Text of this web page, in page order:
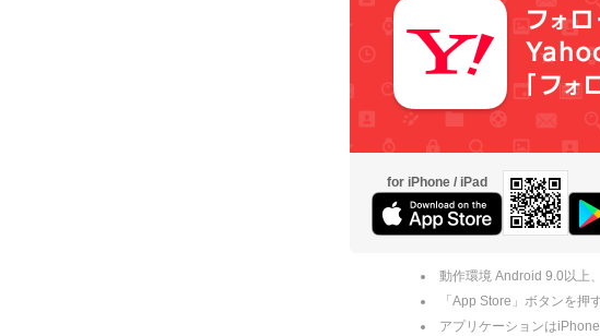
for iPhone / iPad
動作環境 Android 9.0以上
「App Store」ボタンを押
アプリケーションは